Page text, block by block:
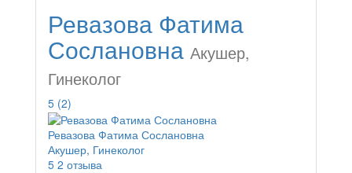
Ревазова Фатима
Сослановна Акушер,
Гинеколог
5 (2)
Ревазова Фатима Сослановна
Акушер, Гинеколог
5 2 отзыва